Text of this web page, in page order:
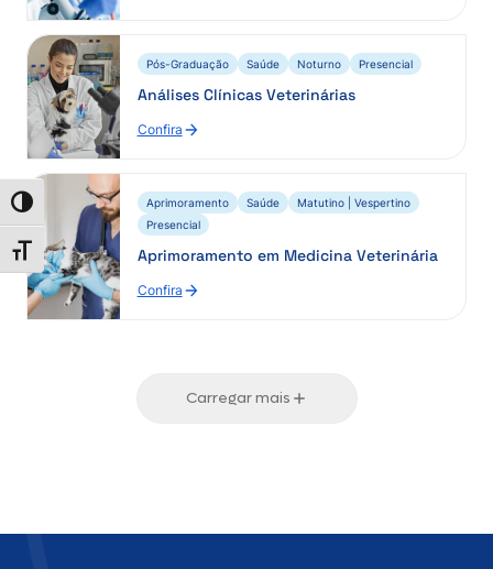
Alternar alto contraste
Alternar tamanho da fonte
Pós-Graduação Saúde Noturno Presencial
Análises Clínicas Veterinárias
Confira
Aprimoramento Saúde
Matutino | Vespertino
Presencial
Aprimoramento em Medicina Veterinária
Confira
Carregar mais